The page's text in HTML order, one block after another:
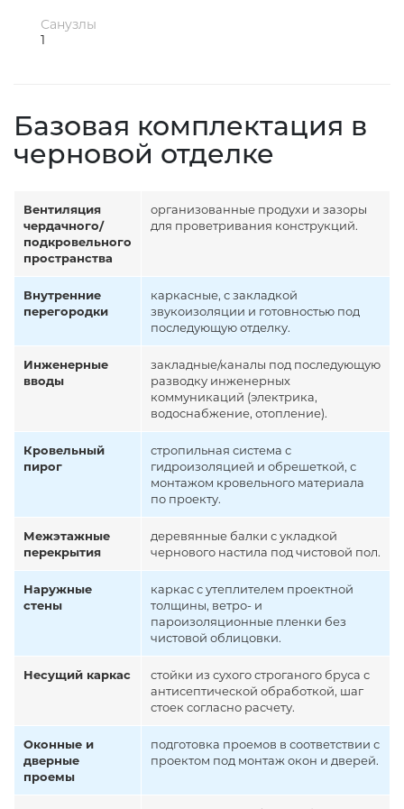
Санузлы
1
Базовая комплектация в
черновой отделке
Вентиляция
чердачного/
подкровельного
пространства
организованные продухи и зазоры
для проветривания конструкций.
Внутренние
перегородки
каркасные, с закладкой
звукоизоляции и готовностью под
последующую отделку.
Инженерные
вводы
закладные/каналы под последующую
разводку инженерных
коммуникаций (электрика,
водоснабжение, отопление).
Кровельный
пирог
стропильная система с
гидроизоляцией и обрешеткой, с
монтажом кровельного материала
по проекту.
Межэтажные
перекрытия
деревянные балки с укладкой
чернового настила под чистовой пол.
Наружные
стены
каркас с утеплителем проектной
толщины, ветро- и
пароизоляционные пленки без
чистовой облицовки.
Несущий каркас
стойки из сухого строганого бруса с
антисептической обработкой, шаг
стоек согласно расчету.
Оконные и
дверные
проемы
подготовка проемов в соответствии с
проектом под монтаж окон и дверей.